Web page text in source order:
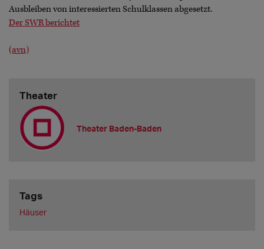
Ausbleiben von interessierten Schulklassen abgesetzt.
Der SWR berichtet
(avn)
Theater
Theater Baden-Baden
Tags
Häuser